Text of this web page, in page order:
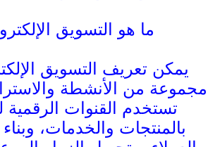
ما هو التسويق
يمكن تعريف التسويق
مجموعة من الأنشطة
تستخدم القنوات الرقمية
بالمنتجات والخدمات،